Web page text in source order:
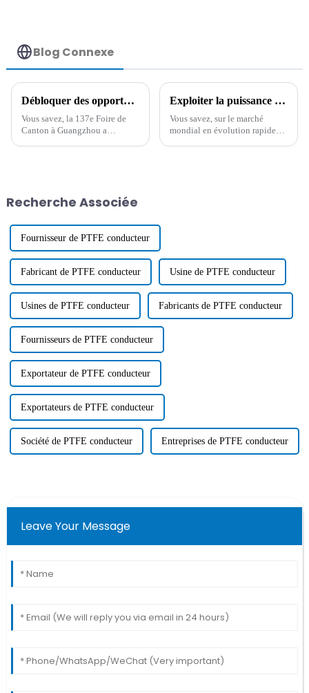
Blog Connexe
Débloquer des opportunités mondiales avec des agents résistants à la chaleur à la 137e Foire de Canton à Guangzhou
Vous savez, la 137e Foire de
Canton à Guangzhou a
Exploiter la puissance des meilleurs agents de résistance à la chaleur pour conquérir les marchés mondiaux depuis la Chine
Vous savez, sur le marché
mondial en évolution rapide
Recherche Associée
Fournisseur de PTFE conducteur
Fabricant de PTFE conducteur Usine de PTFE conducteur
Usines de PTFE conducteur Fabricants de PTFE conducteur
Fournisseurs de PTFE conducteur
Exportateur de PTFE conducteur
Exportateurs de PTFE conducteur
Société de PTFE conducteur Entreprises de PTFE conducteur
Leave Your Message